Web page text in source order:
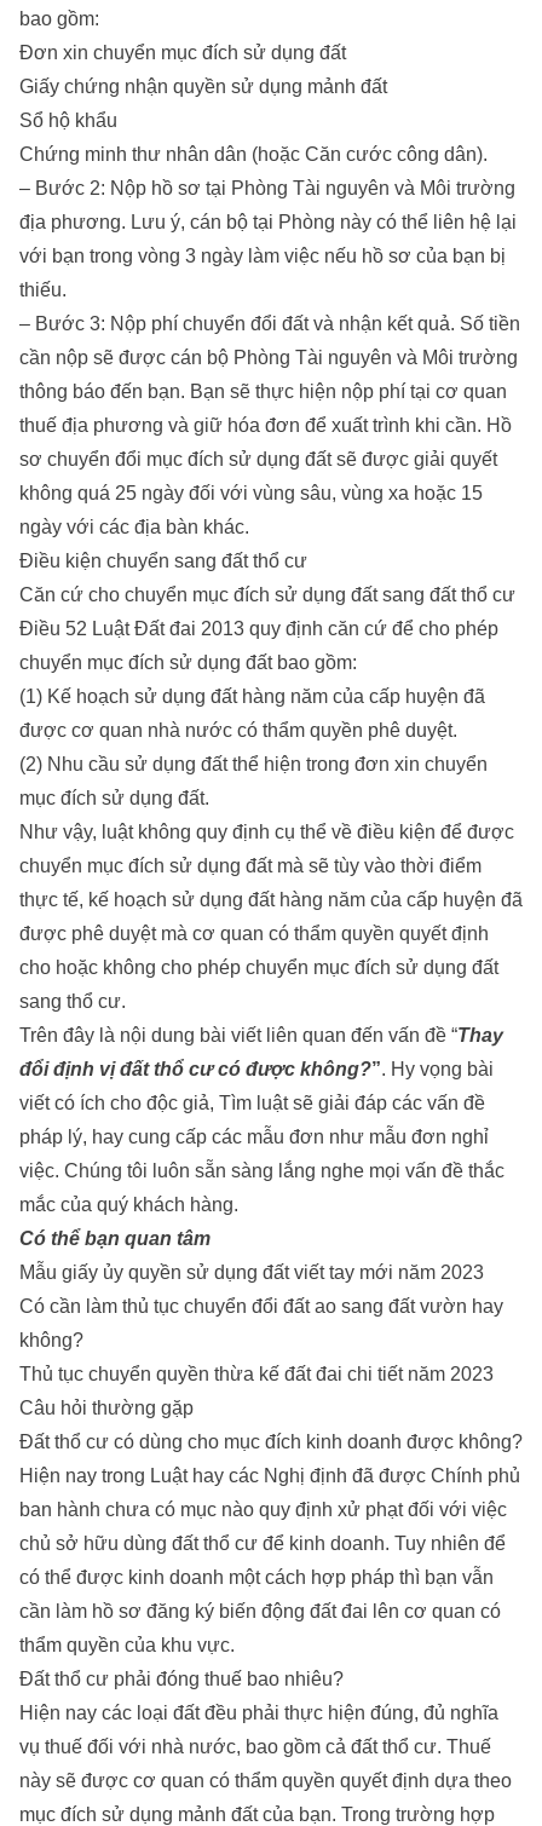
bao gồm:
Đơn xin chuyển mục đích sử dụng đất
Giấy chứng nhận quyền sử dụng mảnh đất
Sổ hộ khẩu
Chứng minh thư nhân dân (hoặc Căn cước công dân).
– Bước 2: Nộp hồ sơ tại Phòng Tài nguyên và Môi trường
địa phương. Lưu ý, cán bộ tại Phòng này có thể liên hệ lại
với bạn trong vòng 3 ngày làm việc nếu hồ sơ của bạn bị
thiếu.
– Bước 3: Nộp phí chuyển đổi đất và nhận kết quả. Số tiền
cần nộp sẽ được cán bộ Phòng Tài nguyên và Môi trường
thông báo đến bạn. Bạn sẽ thực hiện nộp phí tại cơ quan
thuế địa phương và giữ hóa đơn để xuất trình khi cần. Hồ
sơ chuyển đổi mục đích sử dụng đất sẽ được giải quyết
không quá 25 ngày đối với vùng sâu, vùng xa hoặc 15
ngày với các địa bàn khác.
Điều kiện chuyển sang đất thổ cư
Căn cứ cho chuyển mục đích sử dụng đất sang đất thổ cư
Điều 52 Luật Đất đai 2013 quy định căn cứ để cho phép
chuyển mục đích sử dụng đất bao gồm:
(1) Kế hoạch sử dụng đất hàng năm của cấp huyện đã
được cơ quan nhà nước có thẩm quyền phê duyệt.
(2) Nhu cầu sử dụng đất thể hiện trong đơn xin chuyển
mục đích sử dụng đất.
Như vậy, luật không quy định cụ thể về điều kiện để được
chuyển mục đích sử dụng đất mà sẽ tùy vào thời điểm
thực tế, kế hoạch sử dụng đất hàng năm của cấp huyện đã
được phê duyệt mà cơ quan có thẩm quyền quyết định
cho hoặc không cho phép chuyển mục đích sử dụng đất
sang thổ cư.
Trên đây là nội dung bài viết liên quan đến vấn đề “Thay
đổi định vị đất thổ cư có được không?”. Hy vọng bài
viết có ích cho độc giả, Tìm luậtsẽ giải đáp các vấn đề
pháp lý, hay cung cấp các mẫu đơn như mẫu đơn nghỉ
việc. Chúng tôi luôn sẵn sàng lắng nghe mọi vấn đề thắc
mắc của quý khách hàng.
Có thể bạn quan tâm
Mẫu giấy ủy quyền sử dụng đất viết tay mới năm 2023
Có cần làm thủ tục chuyển đổi đất ao sang đất vườn hay
không?
Thủ tục chuyển quyền thừa kế đất đai chi tiết năm 2023
Câu hỏi thường gặp
Đất thổ cư có dùng cho mục đích kinh doanh được không?
Hiện nay trong Luật hay các Nghị định đã được Chính phủ
ban hành chưa có mục nào quy định xử phạt đối với việc
chủ sở hữu dùng đất thổ cư để kinh doanh. Tuy nhiên để
có thể được kinh doanh một cách hợp pháp thì bạn vẫn
cần làm hồ sơ đăng ký biến động đất đai lên cơ quan có
thẩm quyền của khu vực.
Đất thổ cư phải đóng thuế bao nhiêu?
Hiện nay các loại đất đều phải thực hiện đúng, đủ nghĩa
vụ thuế đối với nhà nước, bao gồm cả đất thổ cư. Thuế
này sẽ được cơ quan có thẩm quyền quyết định dựa theo
mục đích sử dụng mảnh đất của bạn. Trong trường hợp